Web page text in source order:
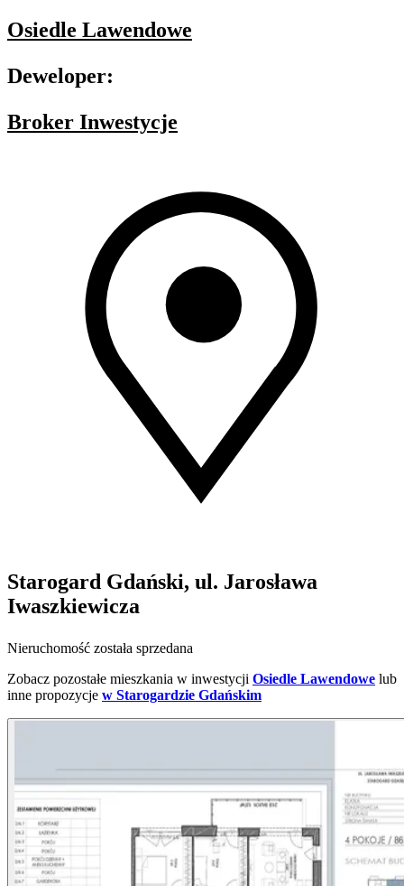
Osiedle Lawendowe
Deweloper:
Broker Inwestycje
Starogard Gdański, ul. Jarosława
Iwaszkiewicza
Nieruchomość została sprzedana
Zobacz pozostałe mieszkania w inwestycji Osiedle Lawendowe lub
inne propozycje w Starogardzie Gdańskim